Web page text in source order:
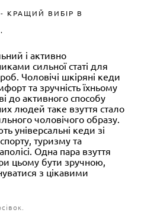
КРАЩИЙ ВИБІР В
і активно
сильної статі для
Чоловічі шкіряні кеди
та зручність їхньому
до активного способу
людей таке взуття стало
чоловічого образу.
універсальні кеди зі
туризму та
Одна пара взуття
цьому бути зручною,
з цікавими